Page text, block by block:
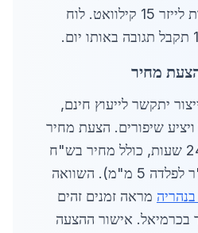
ונבדוק תאימות למכונות לייזר 15 קילוואט. לוח
יתקשר לייעוץ חינם,
שיפורים. הצעת מחיר
מפורטת תישלח תוך 24 שעות, כולל מחיר בש"ח
(למשל, 200 ש"ח/מ"ר לפלדה 5 מ"מ). השוואה
מראה זמנים זהים
בכרמיאל. אישור ההצעה